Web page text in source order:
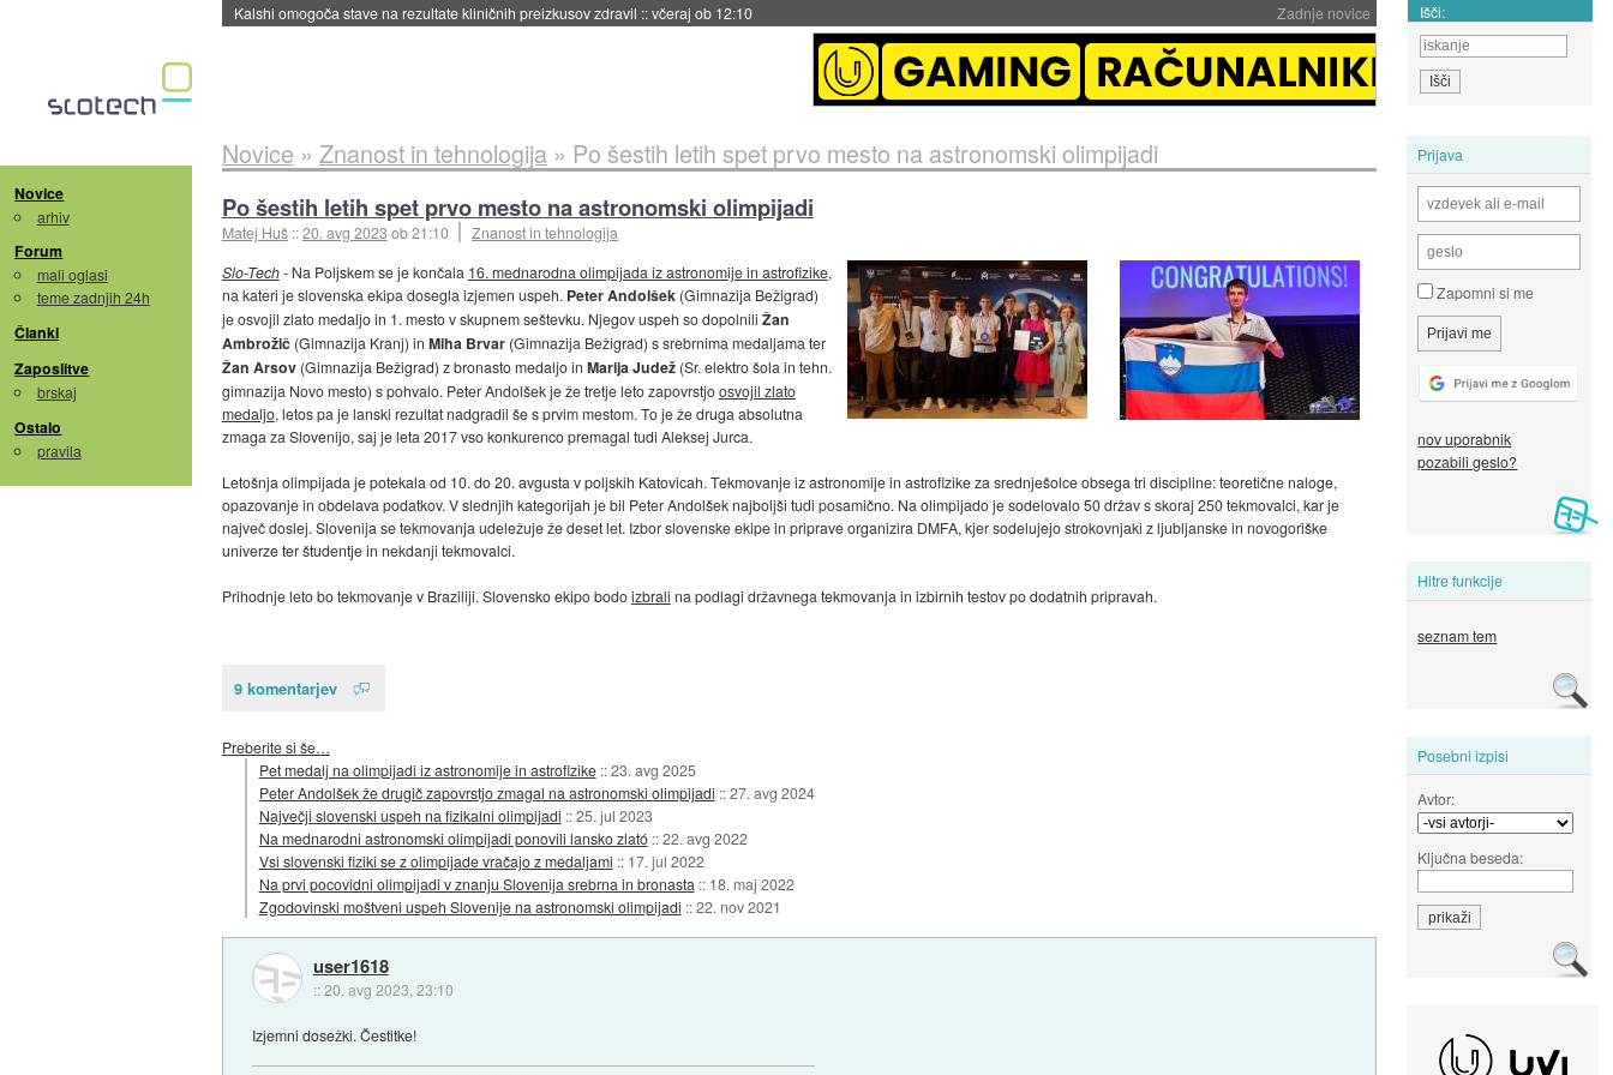
Zadnje novice
Kalshi omogoča stave na rezultate kliničnih preizkusov zdravil ::včeraj ob 12:10 Išči:
Novice
arhiv
Forum
mali oglasi
teme zadnjih 24h
Članki
Zaposlitve
brskaj
Ostalo
pravila
Prijava
Zapomni si me
nov uporabnik
pozabili geslo?
Hitre funkcije
seznam tem
Posebni izpisi
Avtor:
Ključna beseda:
Novice » Znanost in tehnologija» Po šestih letih spet prvo mesto na astronomski olimpijadi
Po šestih letih spet prvo mesto na astronomski olimpijadi
Matej Huš ::20. avg 2023 ob 21:10
Znanost in tehnologija
Slo-Tech- Na Poljskem se je končala 16. mednarodna olimpijada iz astronomije in astrofizike,
na kateri je slovenska ekipa dosegla izjemen uspeh. Peter Andolšek(Gimnazija Bežigrad)
je osvojil zlato medaljo in 1. mesto v skupnem seštevku. Njegov uspeh so dopolnili Žan
Ambrožič(Gimnazija Kranj) in Miha Brvar(Gimnazija Bežigrad) s srebrnima medaljama ter
Žan Arsov (Gimnazija Bežigrad) z bronasto medaljo in Marija Judež(Sr. elektro šola in tehn.
gimnazija Novo mesto) s pohvalo. Peter Andolšek je že tretje leto zapovrstjoosvojil zlato
medaljo, letos pa je lanski rezultat nadgradil še s prvim mestom. To je že druga absolutna
zmaga za Slovenijo, saj je leta 2017 vso konkurenco premagal tudi Aleksej Jurca.
Letošnja olimpijada je potekala od 10. do 20. avgusta v poljskih Katovicah. Tekmovanje iz astronomije in astrofizike za srednješolce obsega tri discipline: teoretične naloge,
opazovanje in obdelava podatkov. V slednjih kategorijah je bil Peter Andolšek najboljši tudi posamično. Na olimpijado je sodelovalo 50 držav s skoraj 250 tekmovalci, kar je
največ doslej. Slovenija se tekmovanja udeležuje že deset let. Izbor slovenske ekipe in priprave organizira DMFA, kjer sodelujejo strokovnjaki z ljubljanske in novogoriške
univerze ter študentje in nekdanji tekmovalci.
Prihodnje leto bo tekmovanje v Braziliji. Slovensko ekipo bodoizbrali na podlagi državnega tekmovanja in izbirnih testov po dodatnih pripravah.
9 komentarjev
Preberite si še…
Pet medalj na olimpijadi iz astronomije in astrofizike ::23. avg 2025
Peter Andolšek že drugič zapovrstjo zmagal na astronomski olimpijadi ::27. avg 2024
Največji slovenski uspeh na fizikalni olimpijadi ::25. jul 2023
Na mednarodni astronomski olimpijadi ponovili lansko zlató ::22. avg 2022
Vsi slovenski fiziki se z olimpijade vračajo z medaljami :: 17. jul 2022
Na prvi pocovidni olimpijadi v znanju Slovenija srebrna in bronasta :: 18. maj 2022
Zgodovinski moštveni uspeh Slovenije na astronomski olimpijadi ::22. nov 2021
user1618
::20. avg 2023, 23:10
Izjemni dosežki. Čestitke!